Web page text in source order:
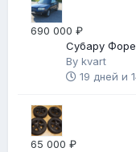
690 000 ₽
Субару
автомат
By kvart
19 дней и
65 000 ₽